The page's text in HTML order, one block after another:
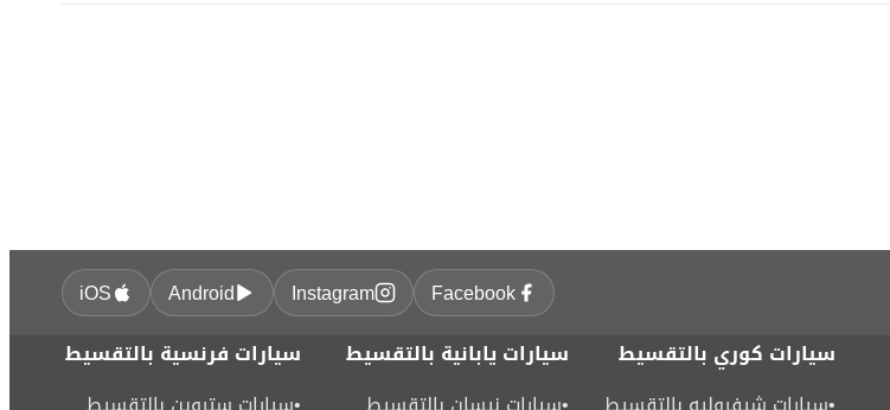
Facebook
Instagram
Android
iOS
سيارات كوري بالتقسيط
سيارات يابانية بالتقسيط
سيارات فرنسية بالتقسيط